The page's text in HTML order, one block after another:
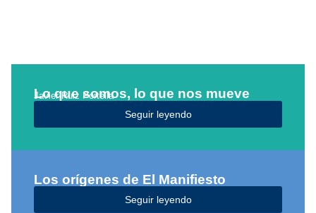
Lo que somos, lo que nos mueve
Javier Ruiz Portella
Seguir leyendo
Los orígenes de El Manifiesto
Seguir leyendo